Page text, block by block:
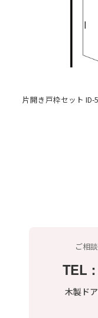
片開き戸枠セット ID-
ご相
TEL：
木製ド